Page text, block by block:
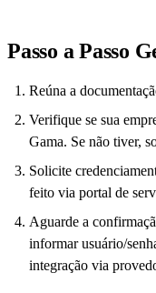
Passo a Passo
Reúna a
Verifique se sua
Gama. Se não tiver,
Solicite
feito via portal de
Aguarde a
informar usuário/
integração via